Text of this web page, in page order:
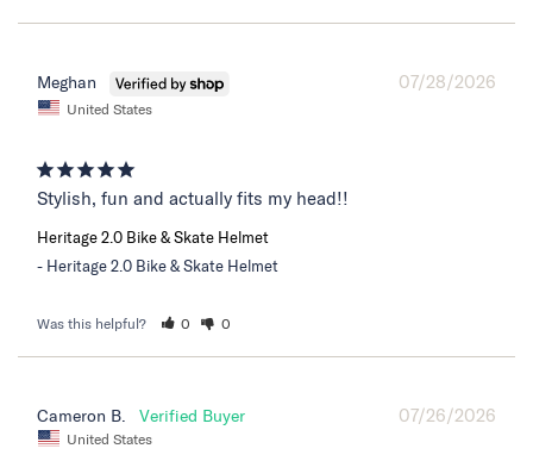
07/28/2026
Meghan
United States
Stylish, fun and actually fits my head!!
Heritage 2.0 Bike & Skate Helmet
Heritage 2.0 Bike & Skate Helmet
Was this helpful? 0 0
07/26/2026
Cameron B.
United States